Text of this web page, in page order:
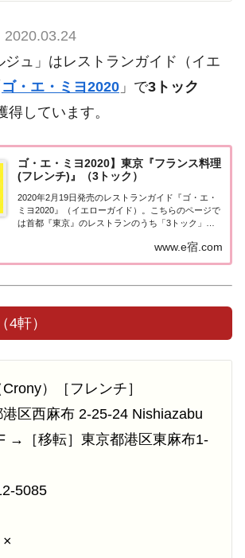
2020.03.24
ジュ」はレストランガイド（イエ
ゴ・エ・ミヨ2020 」で3トック
得しています。
ゴ・エ・ミヨ2020】東京『フランス料理
(フレンチ)』（3トック）
2020年2月19日発売のレストランガイド『ゴ・エ・
ミヨ2020』（イエローガイド）。こちらのページで
は首都『東京』のレストランのうち「3トック」を
報について一覧にまとめました。ゴエミヨ2020東京
「フランス料理」首都「東京エリア」で...
www.e宿.com
（4軒）
Crony）［フレンチ］
区西麻布 2-25-24 Nishiazabu
→［移転］東京都港区東麻布1-
5085
×